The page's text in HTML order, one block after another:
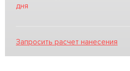
дня
Запросить расчет нанесения